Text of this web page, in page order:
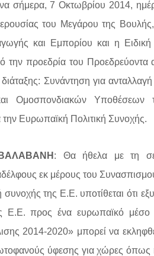
σήμερα, 7 Οκτωβρίου 2014,
του Μεγάρου της
και Εμπορίου και η
την προεδρία του Προεδρεύοντα
Συνάντηση για
Ομοσπονδιακών Υποθέσεων
την Ευρωπαϊκή Πολιτική Συνοχής.
: Θα ήθελα με τη
εκ μέρους του
συνοχής της Ε.Ε. υποτίθεται ότι
Ε.Ε. προς ένα ευρωπαϊκό μέσο
2014-2020» μπορεί να
ύφεσης για χώρες